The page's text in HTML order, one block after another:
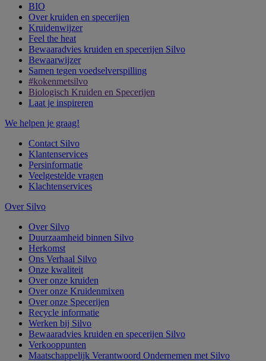
BIO
Over kruiden en specerijen
Kruidenwijzer
Feel the heat
Bewaaradvies kruiden en specerijen Silvo
Bewaarwijzer
Samen tegen voedselverspilling
#kokenmetsilvo
Biologisch Kruiden en Specerijen
Laat je inspireren
We helpen je graag!
Contact Silvo
Klantenservices
Persinformatie
Veelgestelde vragen
Klachtenservices
Over Silvo
Over Silvo
Duurzaamheid binnen Silvo
Herkomst
Ons Verhaal Silvo
Onze kwaliteit
Over onze kruiden
Over onze Kruidenmixen
Over onze Specerijen
Recycle informatie
Werken bij Silvo
Bewaaradvies kruiden en specerijen Silvo
Verkooppunten
Maatschappelijk Verantwoord Ondernemen met Silvo